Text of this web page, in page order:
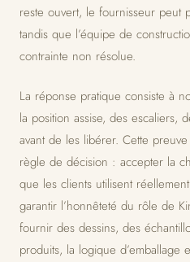
reste ouvert, le fournisseur peut
tandis que l’équipe de
contrainte non résolue.
La réponse pratique consiste à
la position assise, des escaliers,
avant de les libérer. Cette
règle de décision : accepter la
que les clients utilisent
garantir l’honnêteté du rôle de
fournir des dessins, des
produits, la logique d’emballage